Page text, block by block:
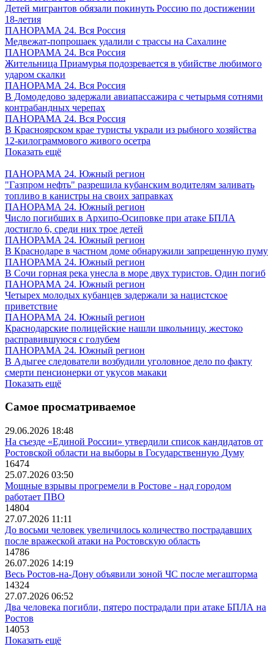
Детей мигрантов обязали покинуть Россию по достижении
18-летия
ПАНОРАМА 24. Вся Россия
Медвежат-попрошаек удалили с трассы на Сахалине
ПАНОРАМА 24. Вся Россия
Жительница Приамурья подозревается в убийстве любимого
ударом скалки
ПАНОРАМА 24. Вся Россия
В Домодедово задержали авиапассажира с четырьмя сотнями
контрабандных черепах
ПАНОРАМА 24. Вся Россия
В Красноярском крае туристы украли из рыбного хозяйства
12-килограммового живого осетра
Показать ещё
ПАНОРАМА 24. Южный регион
"Газпром нефть" разрешила кубанским водителям заливать
топливо в канистры на своих заправках
ПАНОРАМА 24. Южный регион
Число погибших в Архипо-Осиповке при атаке БПЛА
достигло 6, среди них трое детей
ПАНОРАМА 24. Южный регион
В Краснодаре в частном доме обнаружили запрещенную пуму
ПАНОРАМА 24. Южный регион
В Сочи горная река унесла в море двух туристов. Один погиб
ПАНОРАМА 24. Южный регион
Четырех молодых кубанцев задержали за нацистское
приветствие
ПАНОРАМА 24. Южный регион
Краснодарские полицейские нашли школьницу, жестоко
расправившуюся с голубем
ПАНОРАМА 24. Южный регион
В Адыгее следователи возбудили уголовное дело по факту
смерти пенсионерки от укусов макаки
Показать ещё
Самое просматриваемое
29.06.2026 18:48
На съезде «Единой России» утвердили список кандидатов от
Ростовской области на выборы в Государственную Думу
16474
25.07.2026 03:50
Мощные взрывы прогремели в Ростове - над городом
работает ПВО
14804
27.07.2026 11:11
До восьми человек увеличилось количество пострадавших
после вражеской атаки на Ростовскую область
14786
26.07.2026 14:19
Весь Ростов-на-Дону объявили зоной ЧС после мегашторма
14324
27.07.2026 06:52
Два человека погибли, пятеро пострадали при атаке БПЛА на
Ростов
14053
Показать ещё